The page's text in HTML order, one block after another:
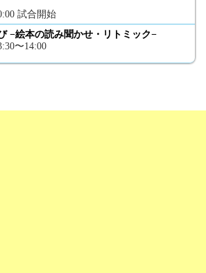
試合開始
−絵本の読み聞かせ・リトミック−
〜14:00